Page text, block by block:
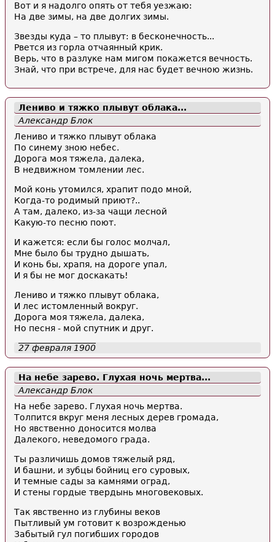
Вот и я надолго опять от тебя уезжаю:
На две зимы, на две долгих зимы.
Звезды куда – то плывут: в бесконечность...
Рвется из горла отчаянный крик.
Верь, что в разлуке нам мигом покажется вечность.
Знай, что при встрече, для нас будет вечною жизнь.
Лениво и тяжко плывут облака...
Александр Блок
Лениво и тяжко плывут облака
По синему зною небес.
Дорога моя тяжела, далека,
В недвижном томлении лес.
Мой конь утомился, храпит подо мной,
Когда-то родимый приют?..
А там, далеко, из-за чащи лесной
Какую-то песню поют.
И кажется: если бы голос молчал,
Мне было бы трудно дышать,
И конь бы, храпя, на дороге упал,
И я бы не мог доскакать!
Лениво и тяжко плывут облака,
И лес истомленный вокруг.
Дорога моя тяжела, далека,
Но песня - мой спутник и друг.
27 февраля 1900
На небе зарево. Глухая ночь мертва...
Александр Блок
На небе зарево. Глухая ночь мертва.
Толпится вкруг меня лесных дерев громада,
Но явственно доносится молва
Далекого, неведомого града.
Ты различишь домов тяжелый ряд,
И башни, и зубцы бойниц его суровых,
И темные сады за камнями оград,
И стены гордые твердынь многовековых.
Так явственно из глубины веков
Пытливый ум готовит к возрожденью
Забытый гул погибших городов